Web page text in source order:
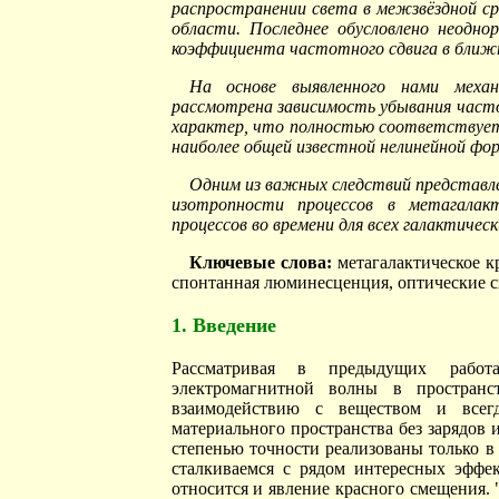
распространении света в межзвёздной
области. Последнее обусловлено
коэффициента частотного сдвига в
На основе выявленного нами
рассмотрена зависимость убывания
характер, что полностью
наиболее общей известной нелинейной
Одним из важных следствий
изотропности процессов в
процессов во времени для всех
Ключевые слова: метагалактическое
спонтанная люминесценция, оптические
1. Введение
Рассматривая в предыдущих
электромагнитной волны в
взаимодействию с веществом и
материального пространства без
степенью точности реализованы только
сталкиваемся с рядом интересных
относится и явление красного смещения.